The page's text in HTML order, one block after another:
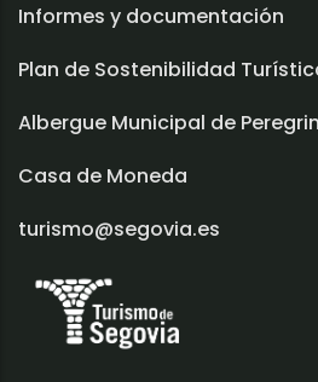
Informes y documentación
Plan de Sostenibilidad
Albergue Municipal de
Casa de Moneda
turismo@segovia.es